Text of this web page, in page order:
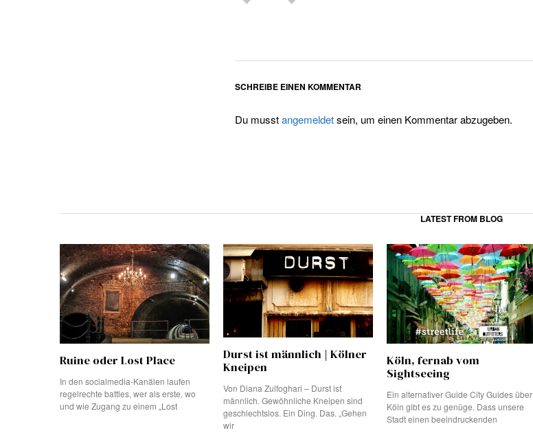
SCHREIBE EINEN KOMMENTAR
Du musstangemeldetsein, um einen Kommentar abzugeben.
LATEST FROM BLOG
Ruine oder Lost Place
In den socialmedia-Kanälen laufen
regelrechte battles, wer als erste, wo
und wie Zugang zu einem „Lost
Durst ist männlich | Kölner
Kneipen
Von Diana Zulfoghari – Durst ist
männlich. Gewöhnliche Kneipen sind
geschlechtslos. Ein Ding. Das. „Gehen
wir
Köln, fernab vom
Sightseeing
Ein alternativer Guide City Guides über
Köln gibt es zu genüge. Dass unsere
Stadt einen beeindruckenden